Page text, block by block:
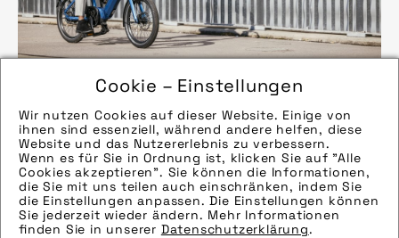
Cookie – Einstellungen
Wir nutzen Cookies auf dieser Website. Einige von
ihnen sind essenziell, während andere helfen, diese
Website und das Nutzererlebnis zu verbessern.
Wenn es für Sie in Ordnung ist, klicken Sie auf "Alle
Cookies akzeptieren". Sie können die Informationen,
die Sie mit uns teilen auch einschränken, indem Sie
die Einstellungen anpassen. Die Einstellungen können
Sie jederzeit wieder ändern. Mehr Informationen
finden Sie in unserer Datenschutzerklärung.
Quelle/Source [´www.flyer-bikes.com | pd-f´]
Bild downloaden